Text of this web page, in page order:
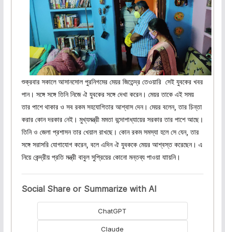
শুক্রবার সকালে আসানসোল পুরনিগমের মেয়র জিতেন্দ্র তেওয়ারি সেই যুবকের খবর
পান। সঙ্গে সঙ্গে তিনি নিজে ঐ যুবকের সঙ্গে দেখা করেন। মেয়র তাকে এই সময়
তার পাশে থাকার ও সব রকম সহযোগিতার আশ্বাস দেন। মেয়র বলেন, তার চিন্তা
করার কোন দরকার নেই। মুখ্যমন্ত্রী মমতা বন্দোপাধ্যায়ের সরকার তার পাশে আছে।
তিনি ও জেলা প্রশাসন তার খেয়াল রাখছে। কোন রকম সমস্যা হলে সে যেন, তার
সঙ্গে সরাসরি যোগাযোগ করেন, বলে এদিন ঐ যুবককে মেয়র আশ্বস্ত করেছেন। এ
নিয়ে কেন্দ্রীয় প্রতি মন্ত্রী বাবুল সুপ্রিয়ের কোনো মন্তব্য পাওয়া যাায়নি।
Social Share or Summarize with AI
ChatGPT
Claude